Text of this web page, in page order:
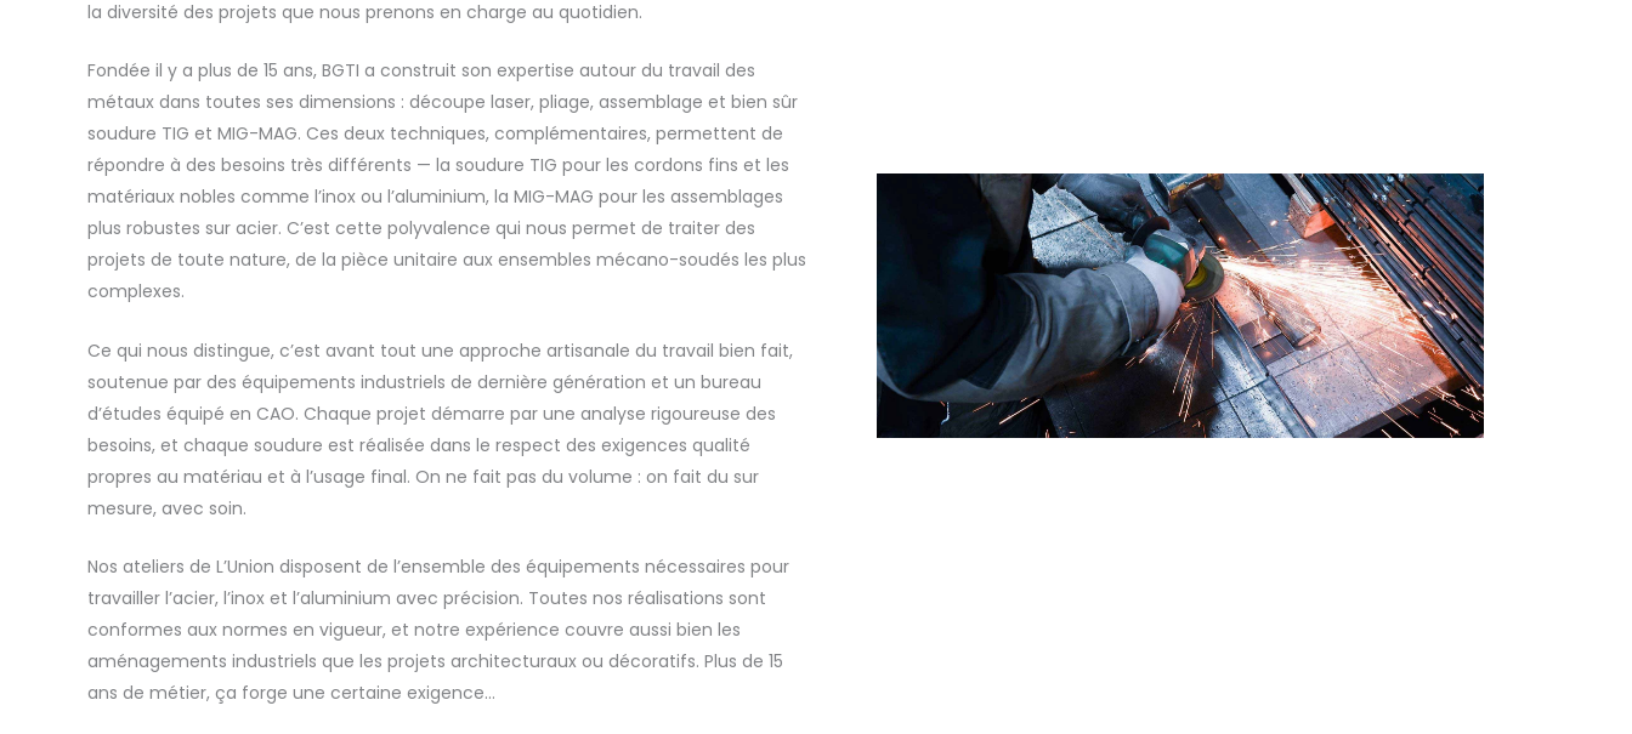
la diversité des projets que nous prenons en charge au quotidien.
Fondée il y a plus de 15 ans, BGTI a construit son expertise autour du travail des
métaux dans toutes ses dimensions : découpe laser, pliage, assemblage et bien sûr
soudure TIG et MIG-MAG. Ces deux techniques, complémentaires, permettent de
répondre à des besoins très différents — la soudure TIG pour les cordons fins et les
matériaux nobles comme l’inox ou l’aluminium, la MIG-MAG pour les assemblages
plus robustes sur acier. C’est cette polyvalence qui nous permet de traiter des
projets de toute nature, de la pièce unitaire aux ensembles mécano-soudés les plus
complexes.
Ce qui nous distingue, c’est avant tout une approche artisanale du travail bien fait,
soutenue par des équipements industriels de dernière génération et un bureau
d’études équipé en CAO. Chaque projet démarre par une analyse rigoureuse des
besoins, et chaque soudure est réalisée dans le respect des exigences qualité
propres au matériau et à l’usage final. On ne fait pas du volume : on fait du sur
mesure, avec soin.
Nos ateliers de L’Union disposent de l’ensemble des équipements nécessaires pour
travailler l’acier, l’inox et l’aluminium avec précision. Toutes nos réalisations sont
conformes aux normes en vigueur, et notre expérience couvre aussi bien les
aménagements industriels que les projets architecturaux ou décoratifs. Plus de 15
ans de métier, ça forge une certaine exigence…